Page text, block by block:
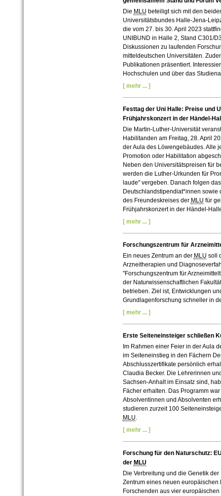
Die MLU beteiligt sich mit den
Universitätsbundes Halle-Jena-
die vom 27. bis 30. April 2023
UNIBUND in Halle 2, Stand C301/
Diskussionen zu laufenden
mitteldeutschen Universitäten.
Publikationen präsentiert.
Hochschulen und über das
[ mehr ... ]
Festtag der Uni Halle: Preise und
Frühjahrskonzert in der Händel-
Die Martin-Luther-Universität
Habilitanden am Freitag, 28. April
der Aula des Löwengebäudes. Alle
Promotion oder Habilitation
Neben den Universitätspreisen für
werden die Luther-Urkunden für
laude" vergeben. Danach folgen
Deutschlandstipendiat*innen sowie
des Freundeskreises der MLU für
Frühjahrskonzert in der Händel-
[ mehr ... ]
Forschungszentrum für
Ein neues Zentrum an der MLU soll
Arzneitherapien und
"Forschungszentrum für
der Naturwissenschaftlichen
betrieben. Ziel ist, Entwicklungen
Grundlagenforschung schneller in
[ mehr ... ]
Erste Seiteneinsteiger schließen
Im Rahmen einer Feier in der Aula
im Seiteneinstieg in den Fächern
Abschlusszertifikate persönlich
Claudia Becker. Die Lehrerinnen
Sachsen-Anhalt im Einsatz sind,
Fächer erhalten. Das Programm
Absolventinnen und Absolventen
studieren zurzeit 100
MLU.
[ mehr ... ]
Forschung für den Naturschutz:
der MLU
Die Verbreitung und die Genetik
Zentrum eines neuen europäischen
Forschenden aus vier